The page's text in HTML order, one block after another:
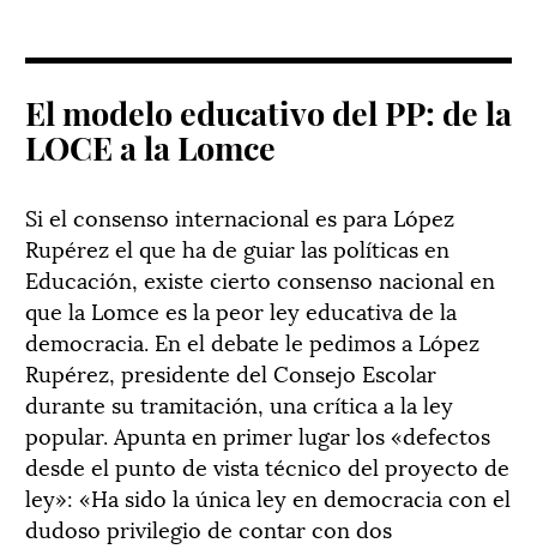
El modelo educativo del PP: de la
LOCE a la Lomce
Si el consenso internacional es para López
Rupérez el que ha de guiar las políticas en
Educación, existe cierto consenso nacional en
que la Lomce es la peor ley educativa de la
democracia. En el debate le pedimos a López
Rupérez, presidente del Consejo Escolar
durante su tramitación, una crítica a la ley
popular. Apunta en primer lugar los «defectos
desde el punto de vista técnico del proyecto de
ley»: «Ha sido la única ley en democracia con el
dudoso privilegio de contar con dos